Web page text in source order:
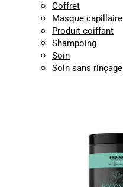
Coffret
Masque capillaire
Produit coiffant
Shampoing
Soin
Soin sans rinçage